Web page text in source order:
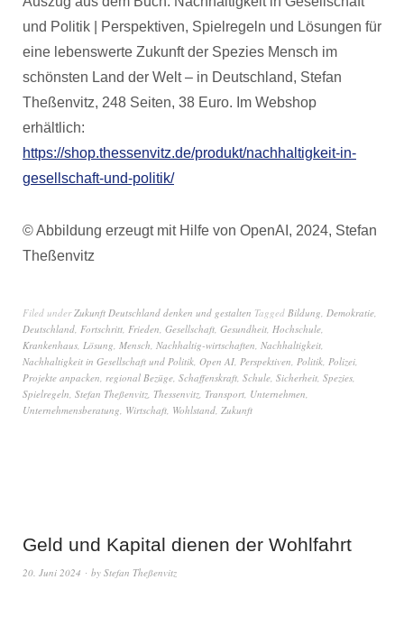
und Politik | Perspektiven, Spielregeln und Lösungen für
eine lebenswerte Zukunft der Spezies Mensch im
schönsten Land der Welt – in Deutschland, Stefan
Theßenvitz, 248 Seiten, 38 Euro. Im Webshop
erhältlich:
https://shop.thessenvitz.de/produkt/nachhaltigkeit-in-
gesellschaft-und-politik/
© Abbildung erzeugt mit Hilfe von OpenAI, 2024, Stefan
Theßenvitz
Filed underZukunft Deutschland denken und gestalten Tagged Bildung, Demokratie,
Deutschland, Fortschritt, Frieden, Gesellschaft, Gesundheit, Hochschule,
Krankenhaus, Lösung, Mensch, Nachhaltig-wirtschaften, Nachhaltigkeit,
Nachhaltigkeit in Gesellschaft und Politik, Open AI, Perspektiven, Politik, Polizei,
Projekte anpacken, regional Bezüge, Schaffenskraft, Schule, Sicherheit, Spezies,
Spielregeln, Stefan Theßenvitz, Thessenvitz, Transport, Unternehmen,
Unternehmensberatung, Wirtschaft, Wohlstand, Zukunft
Geld und Kapital dienen der Wohlfahrt
20. Juni 2024 by Stefan Theßenvitz